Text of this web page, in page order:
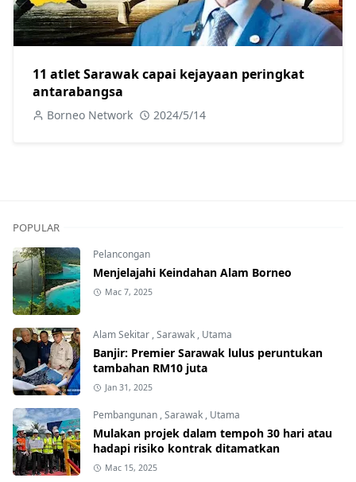
11 atlet Sarawak capai kejayaan peringkat
antarabangsa
Borneo Network 2024/5/14
POPULAR
Pelancongan
Menjelajahi Keindahan Alam Borneo
Mac 7, 2025
Alam Sekitar ,Sarawak , Utama
Banjir: Premier Sarawak lulus peruntukan
tambahan RM10 juta
Jan 31, 2025
Pembangunan ,Sarawak , Utama
Mulakan projek dalam tempoh 30 hari atau
hadapi risiko kontrak ditamatkan
Mac 15, 2025